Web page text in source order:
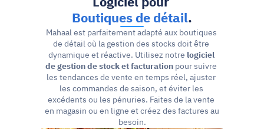
Boutiques de détail.
Mahaal est parfaitement adapté aux boutiques
de détail où la gestion des stocks doit être
dynamique et réactive. Utilisez notre logiciel
de gestion de stock et facturation pour suivre
les tendances de vente en temps réel, ajuster
les commandes de saison, et éviter les
excédents ou les pénuries. Faites de la vente
en magasin ou en ligne et créez des factures au
besoin.